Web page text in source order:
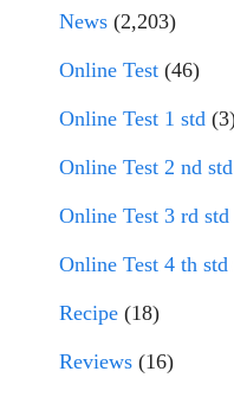
News (2,203)
Online Test (46)
Online Test 1 std
Online Test 2 nd std
Online Test 3 rd std
Online Test 4 th std
Recipe (18)
Reviews (16)